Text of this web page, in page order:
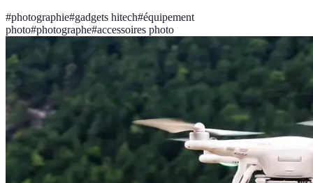
#photographie#gadgets hitech#équipement
photo#photographe#accessoires photo